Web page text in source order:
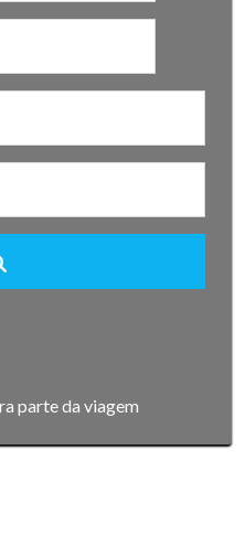
parte da viagem